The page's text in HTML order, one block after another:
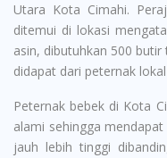
Utara Kota Cimahi.
ditemui di lokasi
asin, dibutuhkan 500
didapat dari peternak
Peternak bebek di Kota
alami sehingga
jauh lebih tinggi